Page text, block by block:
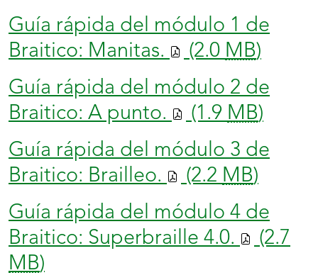
Guía rápida del módulo 1 de
Braitico: Manitas.
(2.0 MB)
Guía rápida del módulo 2 de
Braitico: A punto.
(1.9 MB)
Guía rápida del módulo 3 de
Braitico: Brailleo.
(2.2 MB)
Guía rápida del módulo 4 de
Braitico: Superbraille 4.0.
(2.7
MB)